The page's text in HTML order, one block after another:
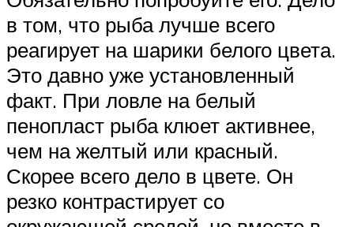
в том, что рыба лучше всего
реагирует на шарики белого цвета.
Это давно уже установленный
факт. При ловле на белый
пенопласт рыба клюет активнее,
чем на желтый или красный.
Скорее всего дело в цвете. Он
резко контрастирует со